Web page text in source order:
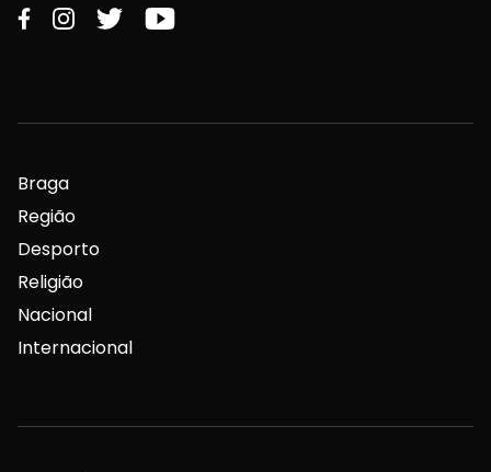
Braga
Região
Desporto
Religião
Nacional
Internacional